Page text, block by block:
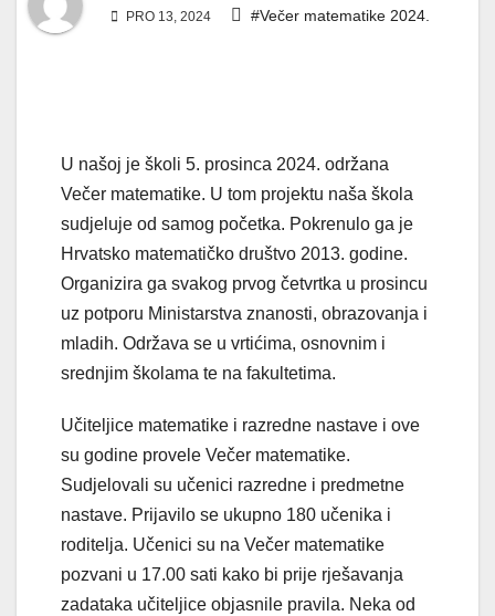
PRO 13, 2024 #Večer matematike 2024.
U našoj je školi 5. prosinca 2024. održana
Večer matematike. U tom projektu naša škola
sudjeluje od samog početka. Pokrenulo ga je
Hrvatsko matematičko društvo 2013. godine.
Organizira ga svakog prvog četvrtka u prosincu
uz potporu Ministarstva znanosti, obrazovanja i
mladih. Održava se u vrtićima, osnovnim i
srednjim školama te na fakultetima.
Učiteljice matematike i razredne nastave i ove
su godine provele Večer matematike.
Sudjelovali su učenici razredne i predmetne
nastave. Prijavilo se ukupno 180 učenika i
roditelja. Učenici su na Večer matematike
pozvani u 17.00 sati kako bi prije rješavanja
zadataka učiteljice objasnile pravila. Neka od